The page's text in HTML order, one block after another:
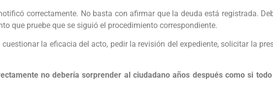
correctamente. No basta con afirmar que la deuda está registrada.
que pruebe que se siguió el procedimiento correspondiente.
la eficacia del acto, pedir la revisión del expediente, solicitar la
no debería sorprender al ciudadano años después como si